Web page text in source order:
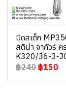
มีดสเต็ก
สติน่า จากัวร์ ค
K320/36-3-
฿240 ฿150